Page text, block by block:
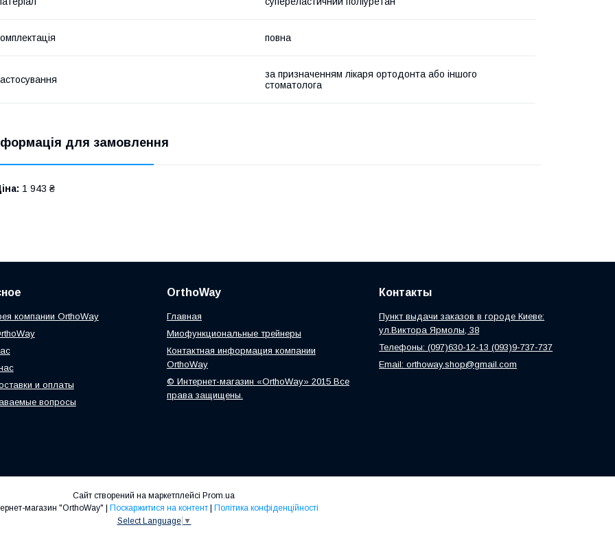
повна
за призначенням лікаря ортодонта або іншого
стоматолога
для замовлення
1 943 ₴
компании OrthoWay
и оплаты
вопросы
OrthoWay
Главная
Миофункциональные трейнеры
Контактная информация компании
OrthoWay
© Интернет-магазин «OrthoWay» 2015 Все
права защищены.
Контакты
Пункт выдачи заказов в городе Киеве:
ул.Виктора Ярмолы, 38
Телефоны: (097)630-12-13 (093)9-737-737
Email: orthoway.shop@gmail.com
Сайт створений на маркетплейсі Prom.ua
Інтернет-магазин "OrthoWay" | Поскаржитися на контент | Політика конфіденційності
Select Language ▼